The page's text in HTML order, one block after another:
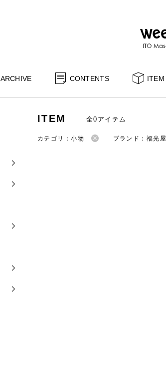
ARCHIVE CONTENTS ITEM
ITEM 全0アイテム
カテゴリ：小物 ブランド：福光屋